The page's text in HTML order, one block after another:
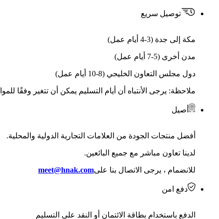
توصيل سريع
مكة إلى جدة (3-4 أيام عمل)
مدن أخرى (5-7 أيام عمل)
دول مجلس التعاون الخليجي (8-10 أيام عمل)
ملاحظة: يرجى الأنتباه أن أيام التسليم يمكن أن تتغير وفقًا
أصيل
أفضل منتجات الجودة من العلامات التجارية الدولية والمحلية.
لدينا تعاون مباشر مع جميع البائعين.
للانضمام ، يرجى الاتصال بنا علىmeet@hnak.com
دفع امن
الدفع باستخدام بطاقة الائتمان أو النقد على التسليم